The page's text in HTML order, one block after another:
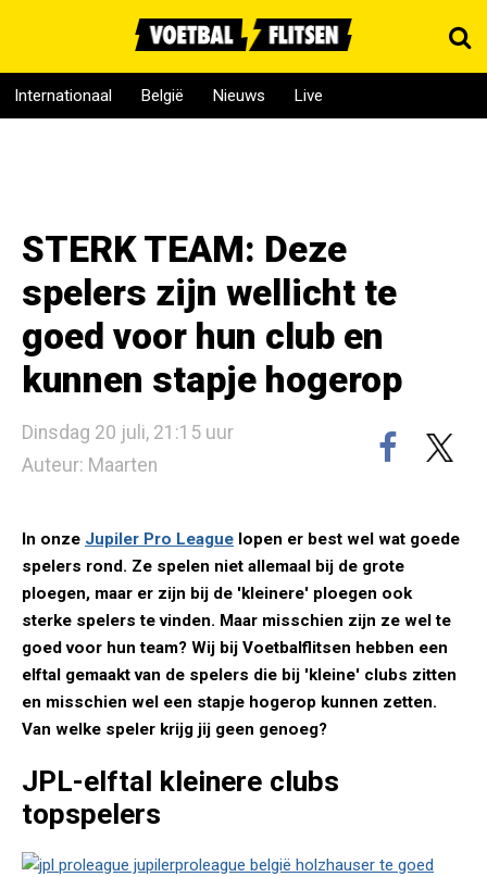
Internationaal België Nieuws Live
STERK TEAM: Deze
spelers zijn wellicht te
goed voor hun club en
kunnen stapje hogerop
Dinsdag 20 juli, 21:15 uur
Auteur: Maarten
In onze Jupiler Pro League lopen er best wel wat goede
spelers rond. Ze spelen niet allemaal bij de grote
ploegen, maar er zijn bij de 'kleinere' ploegen ook
sterke spelers te vinden. Maar misschien zijn ze wel te
goed voor hun team? Wij bij Voetbalflitsen hebben een
elftal gemaakt van de spelers die bij 'kleine' clubs zitten
en misschien wel een stapje hogerop kunnen zetten.
Van welke speler krijg jij geen genoeg?
JPL-elftal kleinere clubs
topspelers